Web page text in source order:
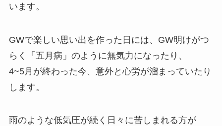
います。
GWで楽しい思い出を作った日には、GW明けがつ
らく「五月病」のように無気力になったり、
4~5月が終わった今、意外と心労が溜まっていたり
します。
雨のような低気圧が続く日々に苦しまれる方が